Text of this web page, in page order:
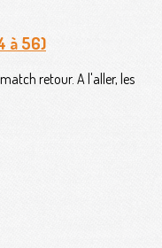
à 56)
retour. A l'aller, les